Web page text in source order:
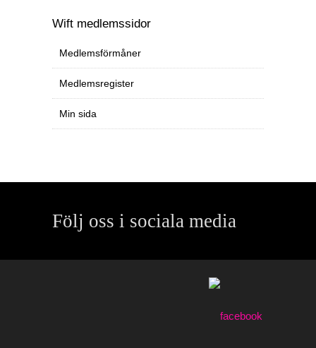
Wift medlemssidor
Medlemsförmåner
Medlemsregister
Min sida
Följ oss i sociala media